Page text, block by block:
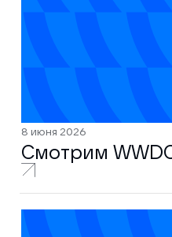
8 июня 2026
Смотрим